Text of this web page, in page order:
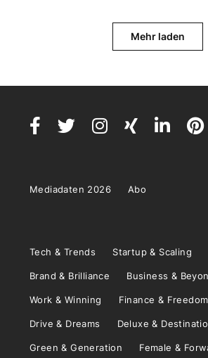
Mehr laden
Mediadaten 2026 Abo
Tech & Trends Startup & Scaling
Brand & Brilliance Business &
Work & Winning Finance & Freedom
Drive & Dreams Deluxe &
Green & Generation Female &